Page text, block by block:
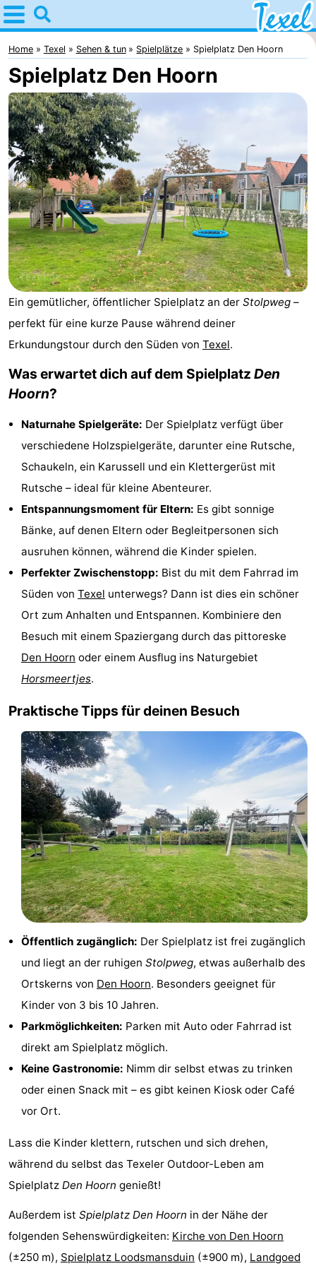
Home
Texel
Tipps
Für
kindern
Dorfer
-
Den
Burg
-
Den
Hoorn
-
De
Cocksdorp
-
De
Koog
-
Oudeschild
-
De
Waal
-
Oosterend
Natur
Schönste
Aussichtspunkte
Übernachten
Appartements
Bosch
Zee
De
Vlijt
Hoeve
Holland
Land
en
Zeezicht
Strandhuys
Strandplevier
Campingplätze
Ferienhäuser
Eibernest
Hoogelandt
Beach
Park
Texel
Buytenveldt
De
Krim
-
EuroParcs
Texel
Kustpark
Texel
Sluftervallei
Strandhuys
-
Villapark
Texel
Vogelmient
Zimmer
(mit
Frühstück)
Lastminutes
Strand
Sehen
Home Texel Sehen & tun Spielplätze Spielplatz Den Hoorn
Spielplatz Den Hoorn
Ein gemütlicher, öffentlicher Spielplatz an der Stolpweg –
perfekt für eine kurze Pause während deiner
Erkundungstour durch den Süden von Texel.
Was erwartet dich auf dem Spielplatz Den
Hoorn?
Naturnahe Spielgeräte: Der Spielplatz verfügt über
verschiedene Holzspielgeräte, darunter eine Rutsche,
Schaukeln, ein Karussell und ein Klettergerüst mit
Rutsche – ideal für kleine Abenteurer.
Entspannungsmoment für Eltern: Es gibt sonnige
Bänke, auf denen Eltern oder Begleitpersonen sich
ausruhen können, während die Kinder spielen.
Perfekter Zwischenstopp: Bist du mit dem Fahrrad im
Süden von Texel unterwegs? Dann ist dies ein schöner
Ort zum Anhalten und Entspannen. Kombiniere den
Besuch mit einem Spaziergang durch das pittoreske
Den Hoorn oder einem Ausflug ins Naturgebiet
Horsmeertjes.
Praktische Tipps für deinen Besuch
Öffentlich zugänglich: Der Spielplatz ist frei zugänglich
und liegt an der ruhigen Stolpweg, etwas außerhalb des
Ortskerns von Den Hoorn. Besonders geeignet für
Kinder von 3 bis 10 Jahren.
Parkmöglichkeiten: Parken mit Auto oder Fahrrad ist
direkt am Spielplatz möglich.
Keine Gastronomie: Nimm dir selbst etwas zu trinken
oder einen Snack mit – es gibt keinen Kiosk oder Café
vor Ort.
Lass die Kinder klettern, rutschen und sich drehen,
während du selbst das Texeler Outdoor-Leben am
Spielplatz Den Hoorn genießt!
Außerdem ist Spielplatz Den Hoorn in der Nähe der
folgenden Sehenswürdigkeiten: Kirche von Den Hoorn
(±250 m), Spielplatz Loodsmansduin (±900 m), Landgoed